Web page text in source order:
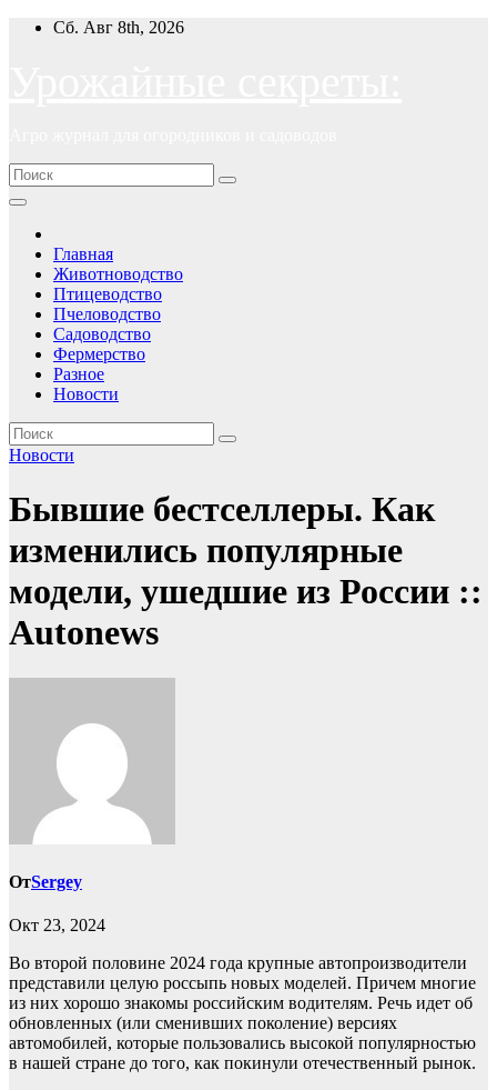
ПерейтиСб. Авг 8th, 2026
Главная
Животноводство
Птицеводство
Пчеловодство
Садоводство
Фермерство
Разное
Новости
Новости
Бывшие бестселлеры. Как
изменились популярные
модели, ушедшие из России ::
Autonews
ОтSergey
Окт 23, 2024
Во второй половине 2024 года крупные автопроизводители
представили целую россыпь новых моделей. Причем многие
из них хорошо знакомы российским водителям. Речь идет об
обновленных (или сменивших поколение) версиях
автомобилей, которые пользовались высокой популярностью
в нашей стране до того, как покинули отечественный рынок.